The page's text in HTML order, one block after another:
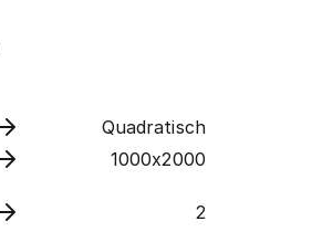
Quadratisch
1000x2000
2